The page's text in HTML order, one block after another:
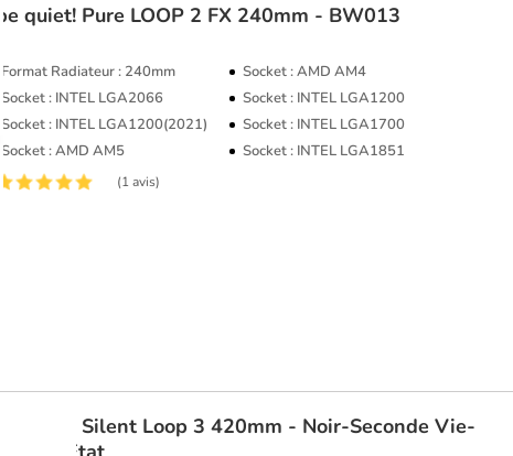
be quiet! Pure LOOP 2 FX 240mm - BW013
Format Radiateur : 240mm
Socket : AMD AM4
Socket : INTEL LGA2066
Socket : INTEL LGA1200
Socket : INTEL LGA1200(2021)
Socket : INTEL LGA1700
Socket : AMD AM5
Socket : INTEL LGA1851
(1 avis)
Silent Loop 3 420mm - Noir-Seconde Vie-